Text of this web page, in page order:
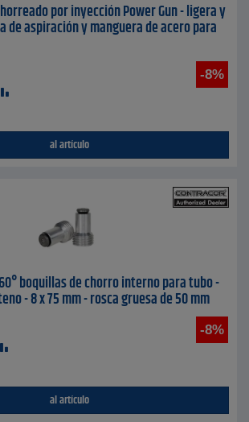
por inyección Power Gun - ligera y
de aspiración y manguera de acero para
-8%
al artículo
360° boquillas de chorro interno para tubo -
- 8 x 75 mm - rosca gruesa de 50 mm
-8%
al artículo